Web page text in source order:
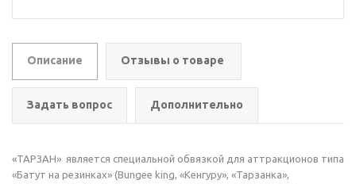
Описание Отзывы о товаре
Задать вопрос Дополнительно
«ТАРЗАН» является специальной обвязкой для аттракционов типа
«Батут на резинках» (Bungee king, «Кенгуру», «Тарзанка»,